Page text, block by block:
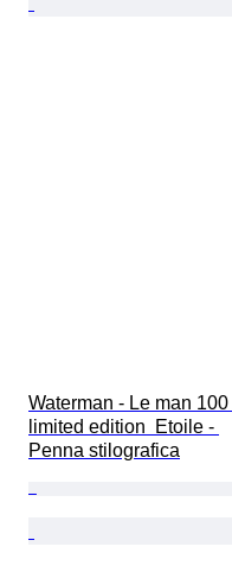
Waterman - Le man 100
limited edition  Etoile -
Penna stilografica